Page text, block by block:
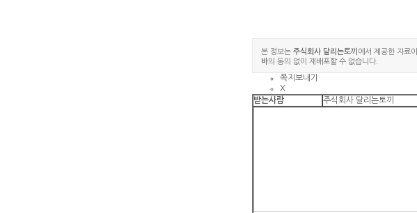
본 정보는 주식회사 달리는토끼 에서 제공한 자료
바의 동의 없이 재배포할 수 없습니다.
쪽지보내기
X
받는사람
주식회사 달리는토끼